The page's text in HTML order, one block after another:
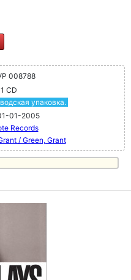
008788
1 CD
упаковка.
01-2005
Records
/ Green, Grant